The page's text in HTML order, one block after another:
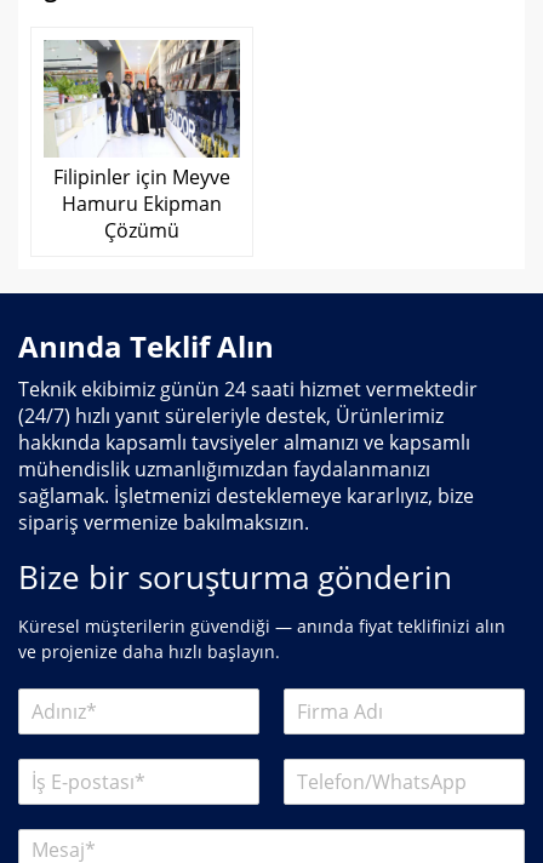
Filipinler için Meyve
Hamuru Ekipman
Çözümü
Anında Teklif Alın
Teknik ekibimiz günün 24 saati hizmet vermektedir
(24/7) hızlı yanıt süreleriyle destek, Ürünlerimiz
hakkında kapsamlı tavsiyeler almanızı ve kapsamlı
mühendislik uzmanlığımızdan faydalanmanızı
sağlamak. İşletmenizi desteklemeye kararlıyız, bize
sipariş vermenize bakılmaksızın.
Bize bir soruşturma gönderin
Küresel müşterilerin güvendiği — anında fiyat teklifinizi alın
ve projenize daha hızlı başlayın.